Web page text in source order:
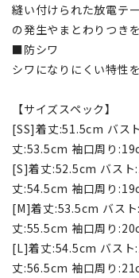
縫い付けられた放電テ
の発生やまとわりつき
■防シワ
シワになりにくい特性
【サイズスペック】
[SS]着丈:51.5cm バス
丈:53.5cm 袖口周り
[S]着丈:52.5cm バス
丈:54.5cm 袖口周り
[M]着丈:53.5cm バス
丈:55.5cm 袖口周り
[L]着丈:54.5cm バス
丈:56.5cm 袖口周り